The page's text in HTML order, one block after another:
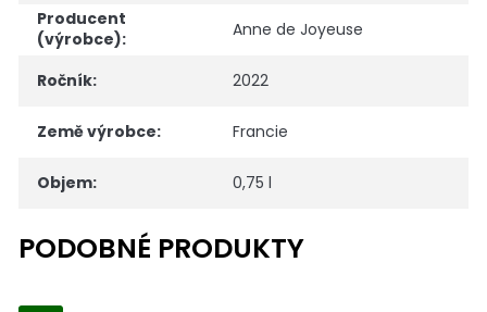
Producent
(výrobce): Anne de Joyeuse
Ročník: 2022
Země výrobce: Francie
Objem: 0,75 l